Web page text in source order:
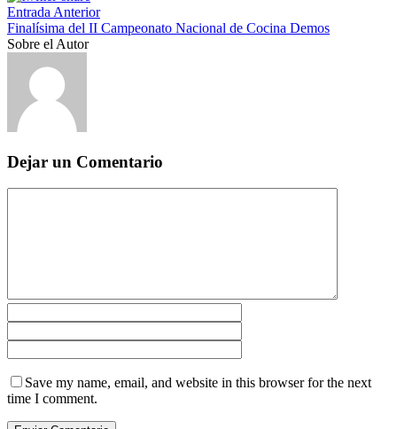
Entrada Anterior
Finalísima del II Campeonato Nacional de Cocina Demos
Sobre el Autor
Dejar un Comentario
Save my name, email, and website in this browser for the next
time I comment.